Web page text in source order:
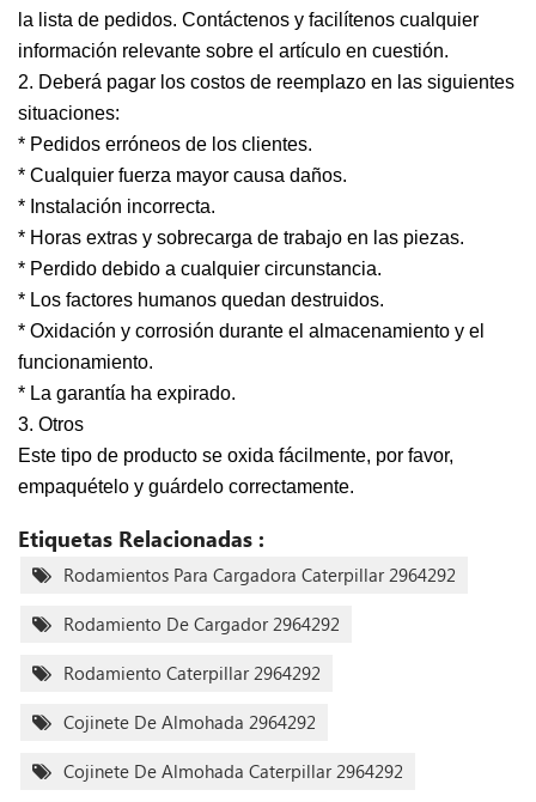
la lista de pedidos. Contáctenos y facilítenos cualquier
información relevante sobre el artículo en cuestión.
2. Deberá pagar los costos de reemplazo en las siguientes
situaciones:
* Pedidos erróneos de los clientes.
* Cualquier fuerza mayor causa daños.
* Instalación incorrecta.
* Horas extras y sobrecarga de trabajo en las piezas.
* Perdido debido a cualquier circunstancia.
* Los factores humanos quedan destruidos.
* Oxidación y corrosión durante el almacenamiento y el
funcionamiento.
* La garantía ha expirado.
3. Otros
Este tipo de producto se oxida fácilmente, por favor,
empaquételo y guárdelo correctamente.
Etiquetas Relacionadas :
Rodamientos Para Cargadora Caterpillar 2964292
Rodamiento De Cargador 2964292
Rodamiento Caterpillar 2964292
Cojinete De Almohada 2964292
Cojinete De Almohada Caterpillar 2964292